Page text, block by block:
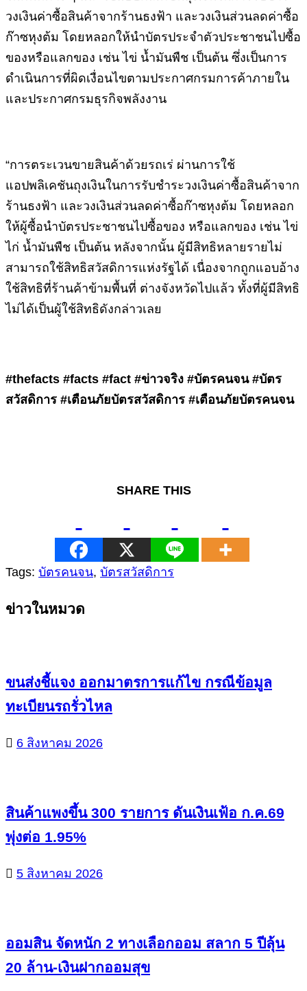
วงเงินค่าซื้อสินค้าจากร้านธงฟ้า และวงเงินส่วนลดค่าซื้อ
ก๊าซหุงต้ม โดยหลอกให้นำบัตรประจำตัวประชาชนไปซื้อ
ของหรือแลกของ เช่น ไข่ น้ำมันพืช เป็นต้น ซึ่งเป็นการ
ดำเนินการที่ผิดเงื่อนไขตามประกาศกรมการค้าภายใน
และประกาศกรมธุรกิจพลังงาน
“การตระเวนขายสินค้าด้วยรถเร่ ผ่านการใช้
แอปพลิเคชันถุงเงินในการรับชำระวงเงินค่าซื้อสินค้าจาก
ร้านธงฟ้า และวงเงินส่วนลดค่าซื้อก๊าซหุงต้ม โดยหลอก
ให้ผู้ซื้อนำบัตรประชาชนไปซื้อของ หรือแลกของ เช่น ไข่
ไก่ น้ำมันพืช เป็นต้น หลังจากนั้น ผู้มีสิทธิหลายรายไม่
สามารถใช้สิทธิสวัสดิการแห่งรัฐได้ เนื่องจากถูกแอบอ้าง
ใช้สิทธิที่ร้านค้าข้ามพื้นที่ ต่างจังหวัดไปแล้ว ทั้งที่ผู้มีสิทธิ
ไม่ได้เป็นผู้ใช้สิทธิดังกล่าวเลย
#thefacts #facts #fact #ข่าวจริง #บัตรคนจน #บัตร
สวัสดิการ #เตือนภัยบัตรสวัสดิการ #เตือนภัยบัตรคนจน
SHARE THIS
Tags: บัตรคนจน, บัตรสวัสดิการ
Continue
ข่าวในหมวด
ขนส่งชี้แจง ออกมาตรการแก้ไข กรณีข้อมูล
ทะเบียนรถรั่วไหล
6 สิงหาคม 2026
สินค้าแพงขึ้น 300 รายการ ดันเงินเฟ้อ ก.ค.69
พุ่งต่อ 1.95%
5 สิงหาคม 2026
ออมสิน จัดหนัก 2 ทางเลือกออม สลาก 5 ปีลุ้น
20 ล้าน-เงินฝากออมสุข